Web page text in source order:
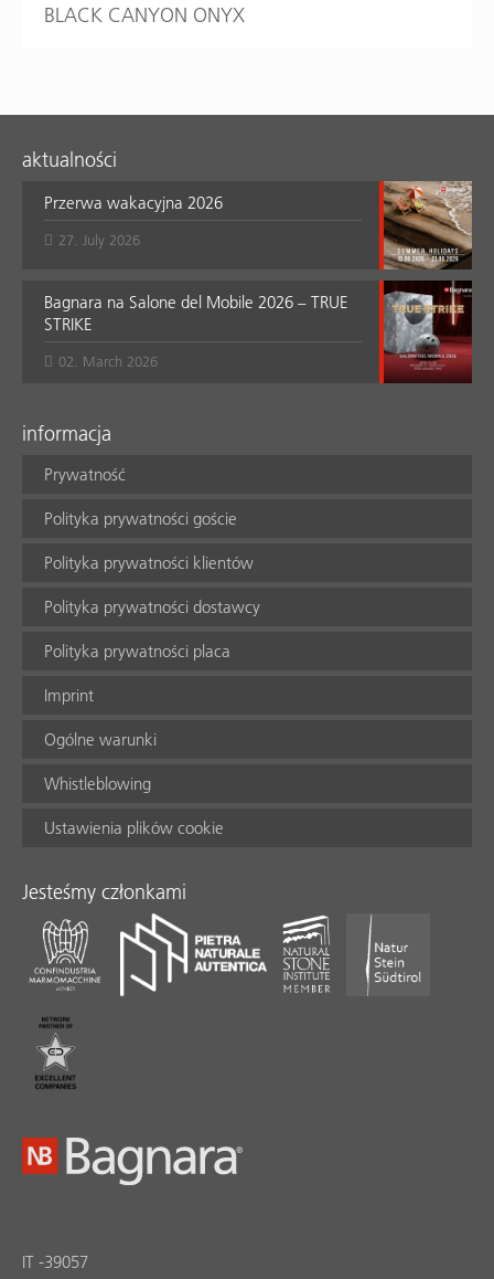
BLACK CANYON ONYX
aktualności
Przerwa wakacyjna 2026
27. July 2026
Bagnara na Salone del Mobile 2026 – TRUE
STRIKE
02. March 2026
informacja
Prywatność
Polityka prywatności goście
Polityka prywatności klientów
Polityka prywatności dostawcy
Polityka prywatności placa
Imprint
Ogólne warunki
Whistleblowing
Ustawienia plików cookie
Jesteśmy członkami
IT -39057